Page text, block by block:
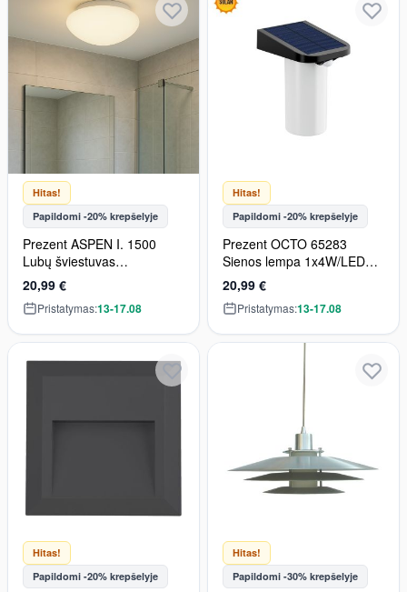
Hitas!
Papildomi -20% krepšelyje
Prezent ASPEN I. 1500
Lubų šviestuvas
1x60W/E27 IP44
20,99 €
Pristatymas:13-17.08
Hitas!
Papildomi -20% krepšelyje
Prezent OCTO 65283
Sienos lempa 1x4W/LED
100lm IP44
20,99 €
Pristatymas:13-17.08
Hitas!
Papildomi -20% krepšelyje
Hitas!
Papildomi -30% krepšelyje